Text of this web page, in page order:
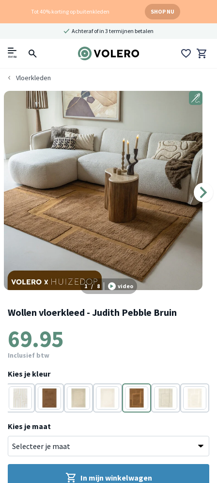
Tot 40% korting op buitenkleden SHOP NU
Achteraf of in 3 termijnen betalen
menu
Vloerkleden
1 / 8 video
Wollen vloerkleed - Judith Pebble Bruin
69.95
Inclusief btw
Kies je kleur
Crème Bruin Greige Crème Bruin Greige
Crème
Kies je maat
In mijn winkelwagen